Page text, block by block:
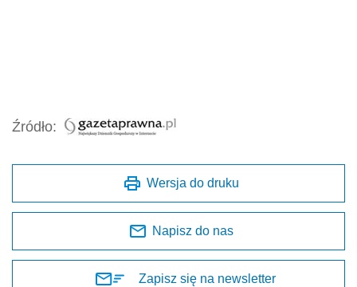
Źródło:
Wersja do druku
Napisz do nas
Zapisz się na newsletter